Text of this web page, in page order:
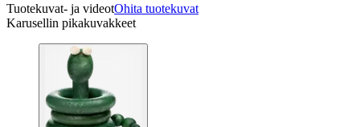
Tuotekuvat- ja videotOhita tuotekuvat
Karusellin pikakuvakkeet